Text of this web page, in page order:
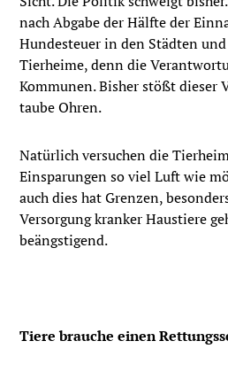
nach Abgabe der Hälfte der
Hundesteuer in den Städten
Tierheime, denn die
Kommunen. Bisher stößt dieser
taube Ohren.
Natürlich versuchen die
Einsparungen so viel Luft wie
auch dies hat Grenzen,
Versorgung kranker Haustiere
beängstigend.
Tiere brauche einen